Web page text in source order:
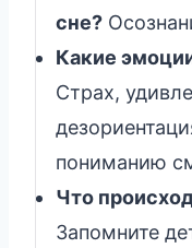
сне?
Какие
Страх,
пониманию
Что
Запомните